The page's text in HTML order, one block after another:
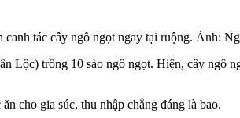
tác cây ngô ngọt ngay tại ruộng. Ảnh:
trồng 10 sào ngô ngọt. Hiện, cây ngô
cho gia súc, thu nhập chẳng đáng là bao.